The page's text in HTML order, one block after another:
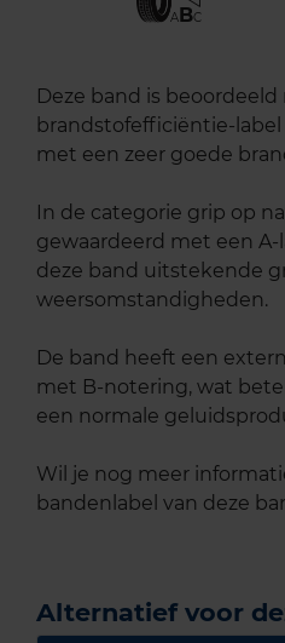
ABC
Deze band is
brandstofefficiëntie-
met een zeer goede
In de categorie grip op
gewaardeerd met een
deze band uitstekende
weersomstandigheden.
De band heeft een
met B-notering, wat
een normale
Wil je nog meer
bandenlabel van deze
Alternatief voor